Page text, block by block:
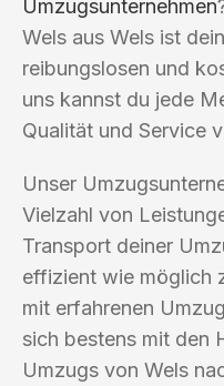
Umzugsunternehmen
Wels aus Wels ist
reibungslosen und
uns kannst du jede
Qualität und Service
Unser
Vielzahl von
Transport deiner
effizient wie möglich
mit erfahrenen
sich bestens mit den
Umzugs von Wels